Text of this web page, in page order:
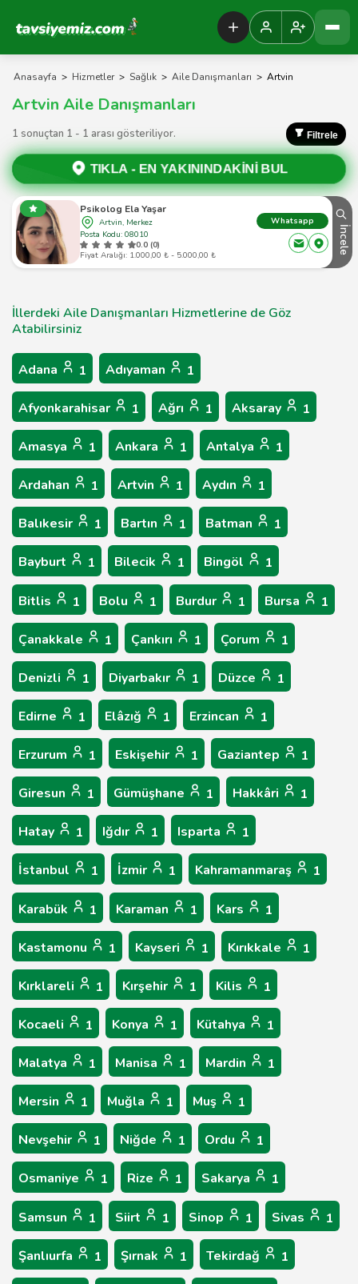
Tavsiyemiz Anasayfa
Anasayfa > Hizmetler > Sağlık > Aile Danışmanları > Artvin
Artvin Aile Danışmanları
1 sonuçtan 1 - 1 arası gösteriliyor. Filtrele
TIKLA - EN YAKININDAKİNİ BUL
Psikolog Ela Yaşar
Artvin, Merkez
Posta Kodu: 08010
0.0 (0)
Fiyat Aralığı: 1.000,00 ₺ - 5.000,00 ₺
Whatsapp
İncele
İllerdeki Aile Danışmanları Hizmetlerine de Göz
Atabilirsiniz
Adana 1 Adıyaman 1
Afyonkarahisar 1 Ağrı 1 Aksaray 1
Amasya 1 Ankara 1 Antalya 1
Ardahan 1 Artvin 1 Aydın 1
Balıkesir 1 Bartın 1 Batman 1
Bayburt 1 Bilecik 1 Bingöl 1
Bitlis 1 Bolu 1 Burdur 1 Bursa 1
Çanakkale 1 Çankırı 1 Çorum 1
Denizli 1 Diyarbakır 1 Düzce 1
Edirne 1 Elâzığ 1 Erzincan 1
Erzurum 1 Eskişehir 1 Gaziantep 1
Giresun 1 Gümüşhane 1 Hakkâri 1
Hatay 1 Iğdır 1 Isparta 1
İstanbul 1 İzmir 1 Kahramanmaraş 1
Karabük 1 Karaman 1 Kars 1
Kastamonu 1 Kayseri 1 Kırıkkale 1
Kırklareli 1 Kırşehir 1 Kilis 1
Kocaeli 1 Konya 1 Kütahya 1
Malatya 1 Manisa 1 Mardin 1
Mersin 1 Muğla 1 Muş 1
Nevşehir 1 Niğde 1 Ordu 1
Osmaniye 1 Rize 1 Sakarya 1
Samsun 1 Siirt 1 Sinop 1 Sivas 1
Şanlıurfa 1 Şırnak 1 Tekirdağ 1